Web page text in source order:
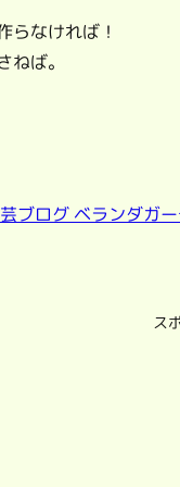
らなければ！
ば。
ス